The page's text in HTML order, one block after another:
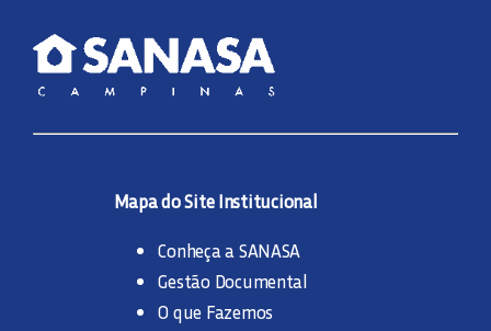
Mapa do Site Institucional
Conheça a SANASA
Gestão Documental
O que Fazemos